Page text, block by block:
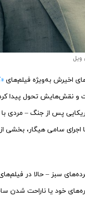
ویل
اخیرش به‌ویژه فیلم‌های
و نقش‌هایش تحول پیدا
پس از جنگ – مردی
اجرای سامی هیگار،
سبز – حالا در
خود یا ناراحت شدن